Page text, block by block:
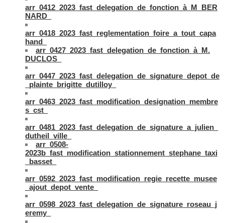
arr_0412_2023_fast_delegation_de_fonction_à_M_BER
NARD_
arr_0418_2023_fast_reglementation_foire_a_tout_capa
hand_
arr_0427_2023_fast_delegation_de_fonction_à_M.
DUCLOS_
arr_0447_2023_fast_delegation_de_signature_depot_de
_plainte_brigitte_dutilloy_
arr_0463_2023_fast_modification_designation_membre
s_cst_
arr_0481_2023_fast_delegation_de_signature_a_julien_
dutheil_ville_
arr_0508-
2023b_fast_modification_stationnement_stephane_taxi
_basset_
arr_0592_2023_fast_modification_regie_recette_musee
_ajout_depot_vente_
arr_0598_2023_fast_delegation_de_signature_roseau_j
eremy_